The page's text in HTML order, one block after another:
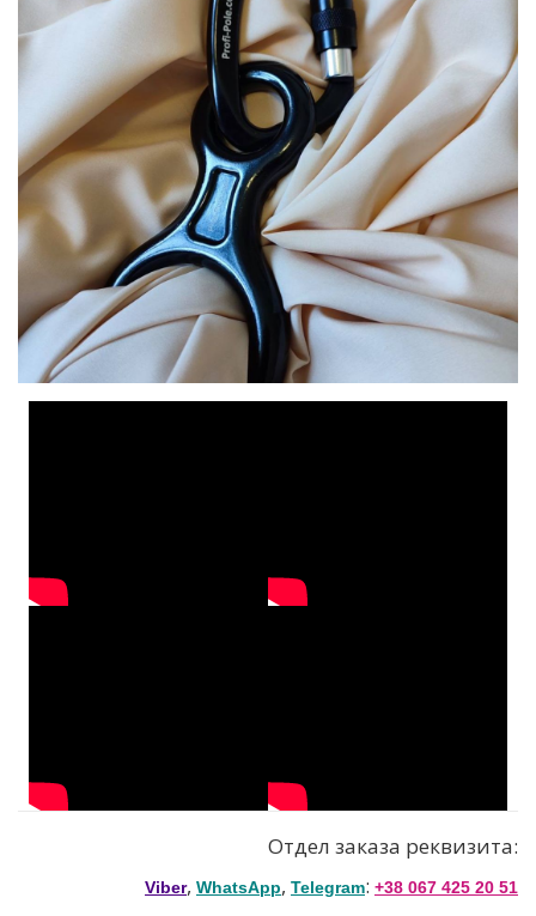
Отдел заказа реквизита:
Viber, WhatsApp, Telegram: +38 067 425 20 51